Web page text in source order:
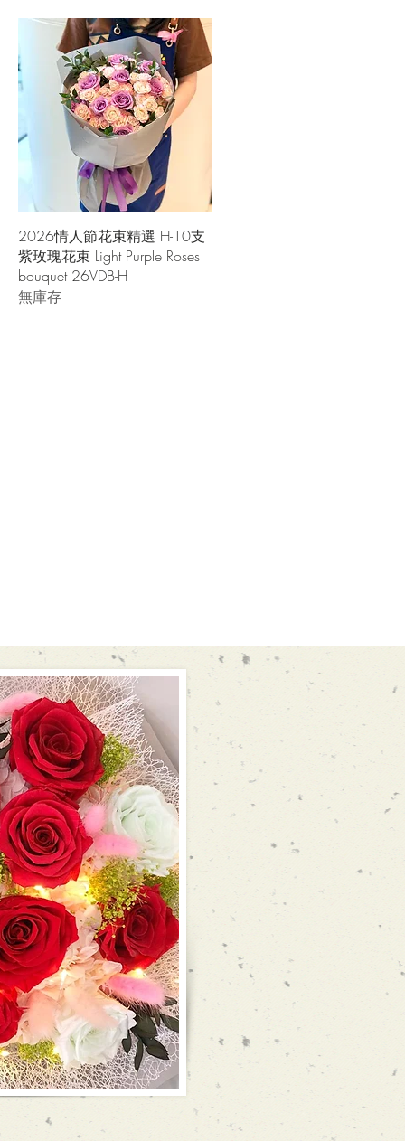
快速瀏覽
2026情人節花束精選 H-10支
紫玫瑰花束 Light Purple Roses
bouquet 26VDB-H
無庫存